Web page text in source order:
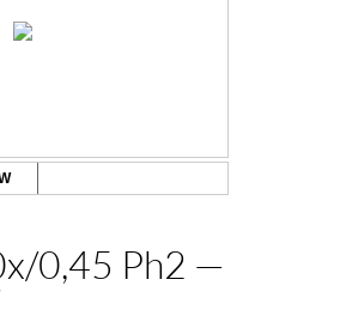
0,45 Ph2 —